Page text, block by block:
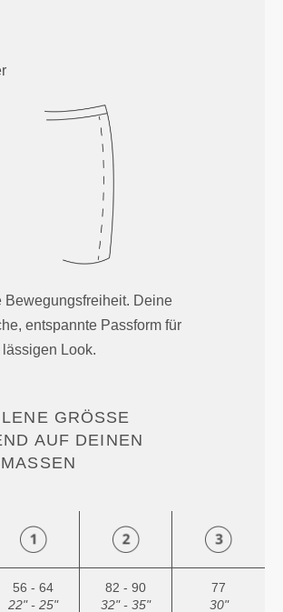
Bewegungsfreiheit. Deine
entspannte Passform für
Look.
GRÖSSE B
AUF DEINEN K
56 - 64
22" - 25"
82 - 90
32" - 35"
77
30"